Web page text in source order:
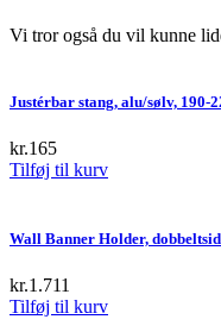
Vi tror også du vil kunne
Justérbar stang, alu/sølv, 190-
kr.165
Tilføj til kurv
Wall Banner Holder,
kr.1.711
Tilføj til kurv